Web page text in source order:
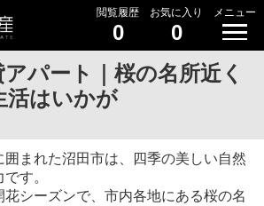
閲覧履歴
0
お気に入り
0
メニュー
パート｜桜の名所近く
活はいかが
囲まれた沼田市は、四季の美しい自然
す。
花シーズンで、市内各地にある桜の名